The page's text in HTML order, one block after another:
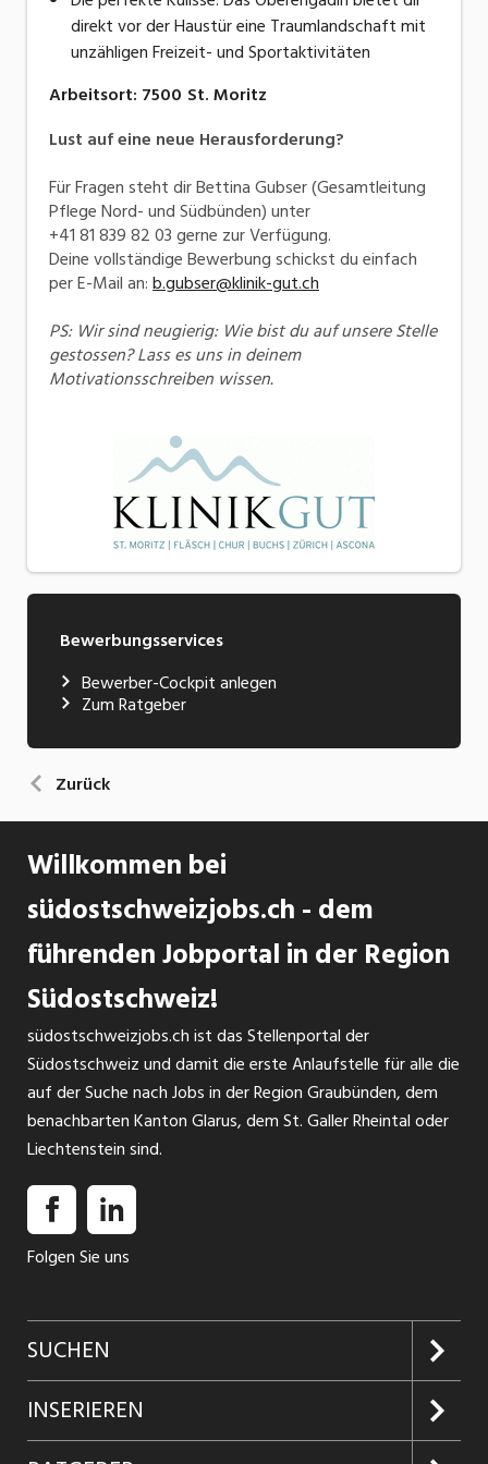
direkt vor der Haustür eine Traumlandschaft mit
unzähligen Freizeit- und Sportaktivitäten
Arbeitsort: 7500 St. Moritz
Lust auf eine neue Herausforderung?
Für Fragen steht dir Bettina Gubser (Gesamtleitung
Pflege Nord- und Südbünden) unter
+41 81 839 82 03 gerne zur Verfügung.
Deine vollständige Bewerbung schickst du einfach
per E-Mail an:b.gubser@klinik-gut.ch
PS: Wir sind neugierig: Wie bist du auf unsere Stelle
gestossen? Lass es uns in deinem
Motivationsschreiben wissen.
Bewerbungsservices
Bewerber-Cockpit anlegen
Zum Ratgeber
Zurück
Willkommen bei
südostschweizjobs.ch - dem
führenden Jobportal in der Region
Südostschweiz!
südostschweizjobs.ch ist das Stellenportal der
Südostschweiz und damit die erste Anlaufstelle für alle die
auf der Suche nach Jobs in der Region Graubünden, dem
benachbarten Kanton Glarus, dem St. Galler Rheintal oder
Liechtenstein sind.
Folgen Sie uns
SUCHEN
Jobs suchen
Jobabo
INSERIEREN